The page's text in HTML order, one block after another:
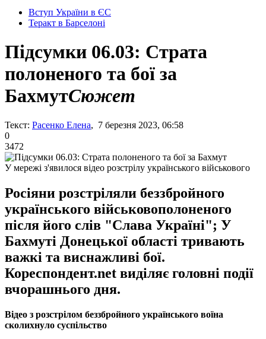
Вступ України в ЄС
Теракт в Барселоні
Підсумки 06.03: Страта
полоненого та бої за
БахмутСюжет
Текст: Расенко Елена, 7 березня 2023, 06:58
0
3472
У мережі з'явилося відео розстрілу українського військового
Росіяни розстріляли беззбройного
українського військовополоненого
після його слів "Слава Україні"; У
Бахмуті Донецької області тривають
важкі та виснажливі бої.
Кореспондент.net виділяє головні події
вчорашнього дня.
Відео з розстрілом беззбройного українського воїна
сколихнуло суспільство